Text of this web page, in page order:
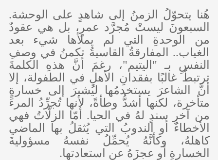
هُنا يتحوّلُ الزمنُ إلى شاهدٍ على الوحشة.
السبعونَ ليستْ مُجرَّد عمرٍ، بل هي عقودٌ
من الوحدةِ التي لم يملأها شيء بعد
الغياب.. المفارقةُ القاسيةُ تكمنُ في وصفِ
النفسِ بـ "اليتيم"، رغمَ أنَّ هذهِ الكلمةَ
ترتبطُ غالبًا بفقدانِ الأهلِ في الطفولة، إلا
أنَّ الشاعرَ يستخدمُها ليُشيرَ إلى خسارةٍ
متأخرة، لكنها أشدُّ وطأةً، لأنها تُجرِّدُ المرءَ
من آخرِ سندٍ لهُ في الحيا. أمّا الزلّاتُ فهي
الأخطاءُ أو الندوبُ التي يُثقلُ بها الماضي
كاهلهُ، وكأنَّهُ يُحمِّلُ نفسهُ مسؤوليةَ
الخسارةِ أو عجزَهُ عن استعادتها.